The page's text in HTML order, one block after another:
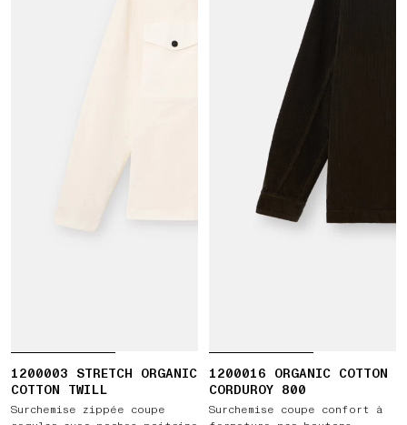
1200003 STRETCH ORGANIC
COTTON TWILL
Surchemise zippée coupe
1200016 ORGANIC COTTON
CORDUROY 800
Surchemise coupe confort à